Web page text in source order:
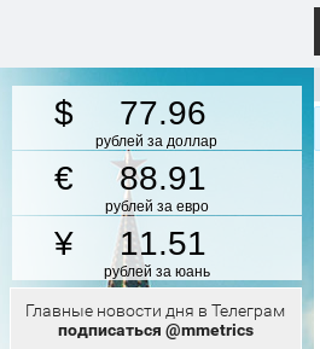
77.96
рублей за доллар
88.91
рублей за евро
11.51
рублей за юань
Главные новости дня в Телеграм
подписаться @mmetrics